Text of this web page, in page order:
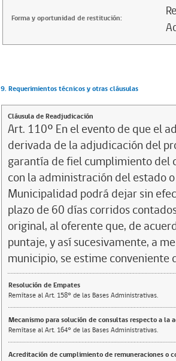
Forma y oportunidad de restitución:
9. Requerimientos técnicos y otras cláusulas
Cláusula de Readjudicación
Art. 110º En el evento de que el
derivada de la adjudicación del
garantía de fiel cumplimiento del
con la administración del estado
Municipalidad podrá dejar sin
plazo de 60 días corridos
original, al oferente que, de
puntaje, y así sucesivamente, a
municipio, se estime
Resolución de Empates
Remítase al Art. 158° de las Bases Administrativas.
Mecanismo para solución de consultas respecto a la
Remítase al Art. 164° de las Bases Administrativas.
Acreditación de cumplimiento de remuneraciones o